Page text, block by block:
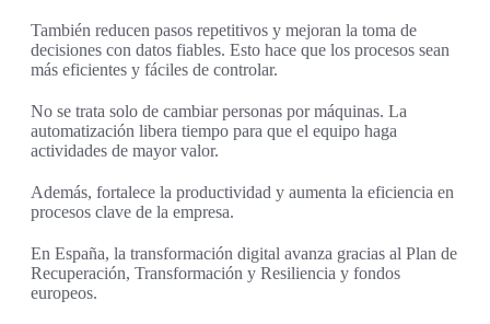
También reducen pasos repetitivos y mejoran la toma de
decisiones con datos fiables. Esto hace que los procesos sean
más eficientes y fáciles de controlar.
No se trata solo de cambiar personas por máquinas. La
automatización libera tiempo para que el equipo haga
actividades de mayor valor.
Además, fortalece la productividad y aumenta la eficiencia en
procesos clave de la empresa.
En España, la transformación digital avanza gracias al Plan de
Recuperación, Transformación y Resiliencia y fondos
europeos.